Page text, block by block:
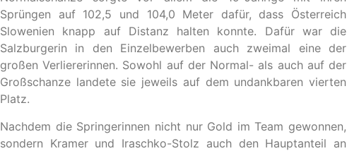
Sprüngen auf 102,5 und 104,0 Meter dafür, dass Österreich
Slowenien knapp auf Distanz halten konnte. Dafür war die
Salzburgerin in den Einzelbewerben auch zweimal eine der
großen Verliererinnen. Sowohl auf der Normal- als auch auf der
Großschanze landete sie jeweils auf dem undankbaren vierten
Platz.
Nachdem die Springerinnen nicht nur Gold im Team gewonnen,
sondern Kramer und Iraschko-Stolz auch den Hauptanteil an